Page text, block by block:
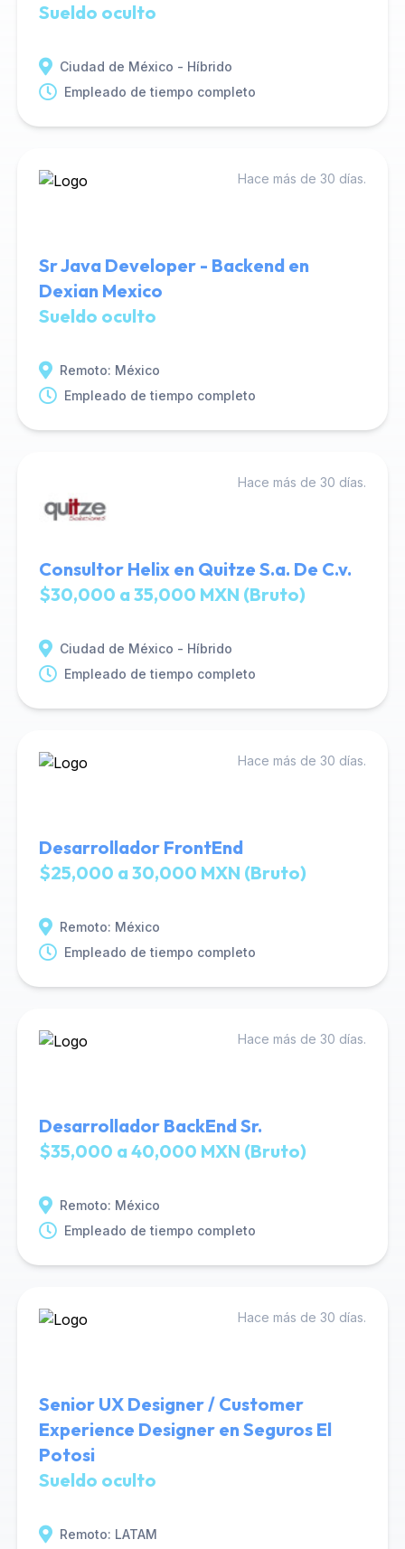
Sueldo oculto
Ciudad de México - Híbrido
Empleado de tiempo completo
Hace más de 30 días.
Sr Java Developer - Backend en
Dexian Mexico
Sueldo oculto
Remoto: México
Empleado de tiempo completo
Hace más de 30 días.
Consultor Helix en Quitze S.a. De C.v.
$30,000 a 35,000 MXN (Bruto)
Ciudad de México - Híbrido
Empleado de tiempo completo
Hace más de 30 días.
Desarrollador FrontEnd
$25,000 a 30,000 MXN (Bruto)
Remoto: México
Empleado de tiempo completo
Hace más de 30 días.
Desarrollador BackEnd Sr.
$35,000 a 40,000 MXN (Bruto)
Remoto: México
Empleado de tiempo completo
Hace más de 30 días.
Senior UX Designer / Customer
Experience Designer en Seguros El
Potosi
Sueldo oculto
Remoto: LATAM